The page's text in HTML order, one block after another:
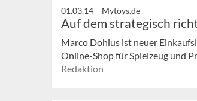
01.03.14 – Mytoys.de
Auf dem strategisch
Marco Dohlus ist neuer
Online-Shop für Spielzeug und
Redaktion